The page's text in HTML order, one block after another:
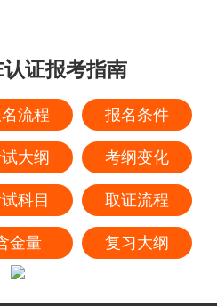
证报考指南
流程 报名条件
大纲 考纲变化
科目 取证流程
金量 复习大纲